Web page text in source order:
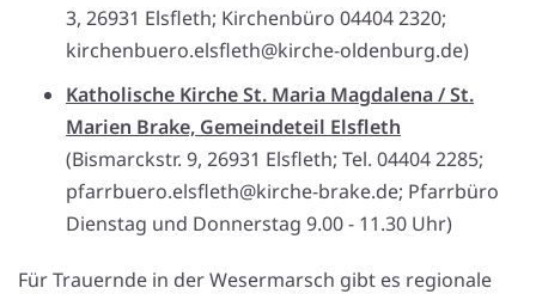
3, 26931 Elsfleth; Kirchenbüro 04404 2320;
kirchenbuero.elsfleth@kirche-oldenburg.de)
Katholische Kirche St. Maria Magdalena / St.
Marien Brake, Gemeindeteil Elsfleth
(Bismarckstr. 9, 26931 Elsfleth; Tel. 04404 2285;
pfarrbuero.elsfleth@kirche-brake.de; Pfarrbüro
Dienstag und Donnerstag 9.00 - 11.30 Uhr)
Für Trauernde in der Wesermarsch gibt es regionale